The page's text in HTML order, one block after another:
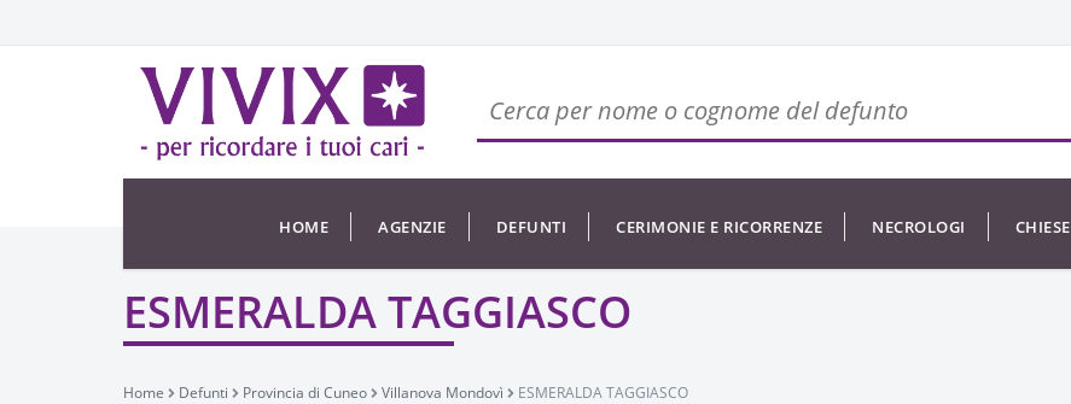
HOME AGENZIE DEFUNTI CERIMONIE E RICORRENZE NECROLOGI CHIESE
ESMERALDA TAGGIASCO
Home Defunti Provincia di Cuneo Villanova Mondovì ESMERALDA TAGGIASCO